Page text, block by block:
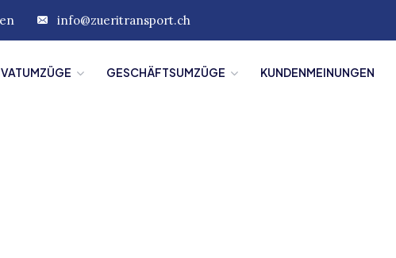
info@zueritransport.ch
GESCHÄFTSUMZÜGE KUNDENMEINUNGEN